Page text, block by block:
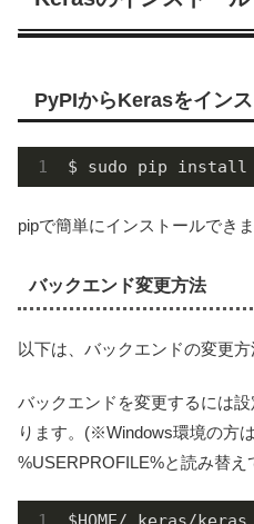
PyPIからKerasをイン
$ sudo pip install
pipで簡単にインストールできま
バックエンド変更方法
以下は、バックエンドの変更方
バックエンドを変更するには
ります。(※Windows環境の方
%USERPROFILE%と読み替え